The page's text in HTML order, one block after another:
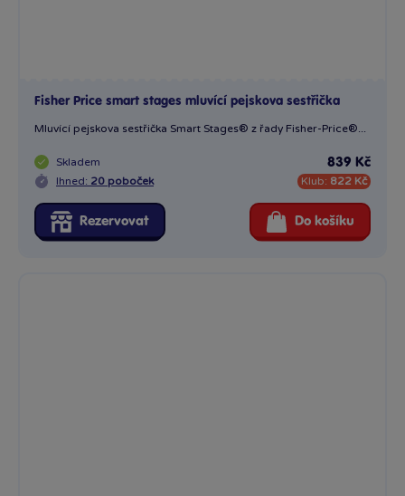
Fisher Price smart stages mluvící pejskova sestřička
Mluvící pejskova sestřička Smart Stages® z řady Fisher-Price®...
Skladem
Ihned: 20 poboček
839 Kč
Klub: 822 Kč
Rezervovat Do košíku